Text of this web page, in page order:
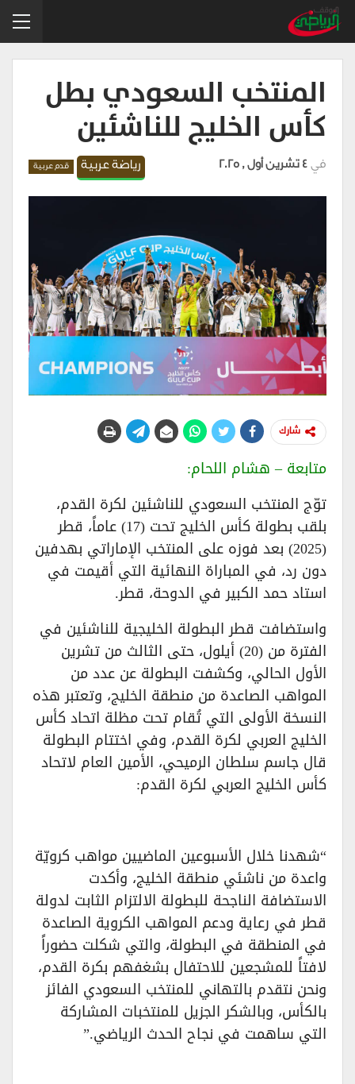
المنتخب السعودي بطل
كأس الخليج للناشئين
رياضة عربية قدم عربية في 4 تشرين أول , 2025
شارك
متابعة – هشام اللحام:
توّج المنتخب السعودي للناشئين لكرة القدم،
بلقب بطولة كأس الخليج تحت (17) عاماً، قطر
(2025) بعد فوزه على المنتخب الإماراتي بهدفين
دون رد، في المباراة النهائية التي أقيمت في
استاد حمد الكبير في الدوحة، قطر.
واستضافت قطر البطولة الخليجية للناشئين في
الفترة من (20) أيلول، حتى الثالث من تشرين
الأول الحالي، وكشفت البطولة عن عدد من
المواهب الصاعدة من منطقة الخليج، وتعتبر هذه
النسخة الأولى التي تُقام تحت مظلة اتحاد كأس
الخليج العربي لكرة القدم، وفي اختتام البطولة
قال جاسم سلطان الرميحي، الأمين العام لاتحاد
كأس الخليج العربي لكرة القدم:
“شهدنا خلال الأسبوعين الماضيين مواهب كرويّة
واعدة من ناشئي منطقة الخليج، وأكدت
الاستضافة الناجحة للبطولة الالتزام الثابت لدولة
قطر في رعاية ودعم المواهب الكروية الصاعدة
في المنطقة في البطولة، والتي شكلت حضوراً
لافتاً للمشجعين للاحتفال بشغفهم بكرة القدم،
ونحن نتقدم بالتهاني للمنتخب السعودي الفائز
بالكأس، وبالشكر الجزيل للمنتخبات المشاركة
التي ساهمت في نجاح الحدث الرياضي.”